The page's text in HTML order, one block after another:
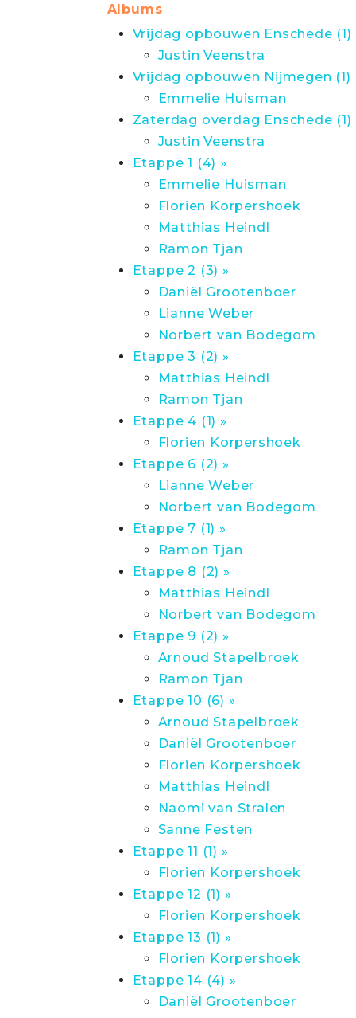
Albums
Vrijdag opbouwen Enschede (1)
Justin Veenstra
Vrijdag opbouwen Nijmegen (1)
Emmelie Huisman
Zaterdag overdag Enschede (1)
Justin Veenstra
Etappe 1 (4) »
Emmelie Huisman
Florien Korpershoek
Matthias Heindl
Ramon Tjan
Etappe 2 (3) »
Daniël Grootenboer
Lianne Weber
Norbert van Bodegom
Etappe 3 (2) »
Matthias Heindl
Ramon Tjan
Etappe 4 (1) »
Florien Korpershoek
Etappe 6 (2) »
Lianne Weber
Norbert van Bodegom
Etappe 7 (1) »
Ramon Tjan
Etappe 8 (2) »
Matthias Heindl
Norbert van Bodegom
Etappe 9 (2) »
Arnoud Stapelbroek
Ramon Tjan
Etappe 10 (6) »
Arnoud Stapelbroek
Daniël Grootenboer
Florien Korpershoek
Matthias Heindl
Naomi van Stralen
Sanne Festen
Etappe 11 (1) »
Florien Korpershoek
Etappe 12 (1) »
Florien Korpershoek
Etappe 13 (1) »
Florien Korpershoek
Etappe 14 (4) »
Daniël Grootenboer